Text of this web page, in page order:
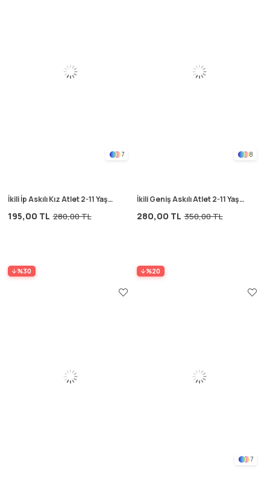
7
İkili İp Askılı Kız Atlet 2-11 Yaş
195,00 TL 280,00 TL
%30
8
İkili Geniş Askılı Atlet 2-11 Yaş
280,00 TL 350,00 TL
%20
7